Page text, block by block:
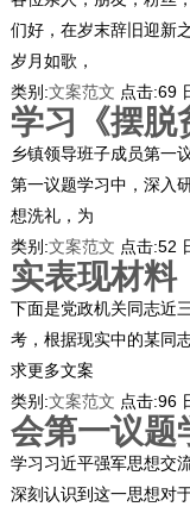
们好，在岁末辞旧迎新
岁月如歌，
类别:文案范文 点击:69
学习《摆脱
乡镇领导班子成员第一
第一议题学习中，深入
想洗礼，为
类别:文案范文 点击:52
实表现材料
下面是党政机关同志近
考，根据现实中的某同
求更多文案
类别:文案范文 点击:96
会第一议题
学习习近平强军思想交
深刻认识到这一思想对